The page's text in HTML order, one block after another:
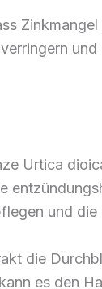
Urtica
und
die
es den